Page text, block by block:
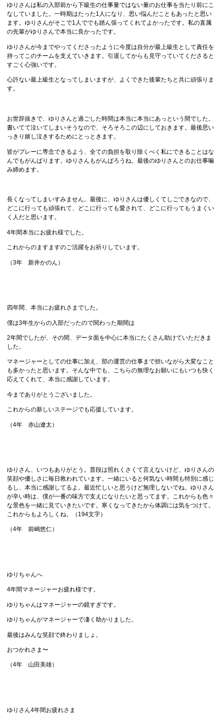
ゆりさんは私の入部前から下級生の仕事量ではない量のお仕事を当たり前にこ
なしていました。一時期はたった1人になり、思い悩んだこともあったと思い
ます。ゆりさんがそこで1人ででも踏ん張ってくれてよかったです。私の直属
の先輩がゆりさんで本当に良かったです。
ゆりさんが今までやってくださったように今度は自分が最上級生として責任を
持ってこのチームを支えていきます。引退してからも見守っていてくださると
すごく心強いです。
心許ない最上級生となってしまいますが、よくできた後輩たちと共に頑張りま
す。
お世辞抜きで、ゆりさんと過ごした時間は本当に本当にあっという間でした。
書いてて泣いてしまいそうなので、そろそろこの辺にしておきます。最後思い
っきり嬉し泣きするためにとっときます。
皆がプレーに専念できるよう、全ての負担を取り除くべく私にできることはな
んでもがんばります。ゆりさんもがんばろうね。最後のゆりさんとのお仕事噛
み締めます。
長くなってしまいすみません。最後に、ゆりさんは優しくてしごできなので、
どこに行っても頑張れて、どこに行っても愛されて、どこに行ってもうまくい
く人だと思います。
4年間本当にお疲れ様でした。
これからのますますのご活躍をお祈りしています。
（3年 新井かのん）
四年間、本当にお疲れさまでした。
僕は3年生からの入部だったので関わった期間は
2年間でしたが、その間、データ面を中心に本当にたくさん助けていただきま
した。
マネージャーとしての仕事に加え、部の運営の仕事まで担いながら大変なこと
も多かったと思います。そんな中でも、こちらの無理なお願いにもいつも快く
応えてくれて、本当に感謝しています。
今までありがとうございました。
これからの新しいステージでも応援しています。
（4年 赤山遼太）
ゆりさん、いつもありがとう。普段は照れくさくて言えないけど、ゆりさんの
笑顔や優しさに毎日救われています。一緒にいると何気ない時間も特別に感じ
るし、本当に感謝してるよ。最近忙しいと思うけど無理しないでね。ゆりさん
が辛い時は、僕が一番の味方で支えになりたいと思ってます。これからも色々
な景色を一緒に見ていきたいです。寒くなってきたから体調には気をつけて。
これからもよろしくね。（194文字）
（4年 前嶋悠仁）
ゆりちゃんへ
4年間マネージャーお疲れ様です。
ゆりちゃんはマネージャーの鏡すぎです。
ゆりちゃんがマネージャーで凄く助かりました。
最後はみんな笑顔で終わりましょ。
おつかれさま〜
（4年 山田美雄）
ゆりさん4年間お疲れさま